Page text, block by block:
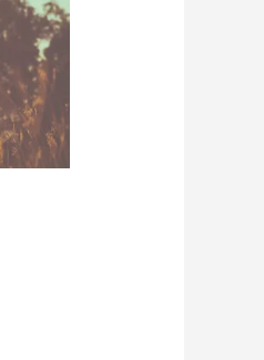
安全への取り組み
事業